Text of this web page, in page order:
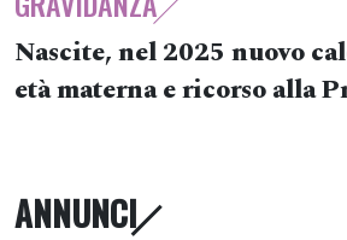
Nascite, nel 2025 nuovo
età materna e ricorso alla
ANNUNCI